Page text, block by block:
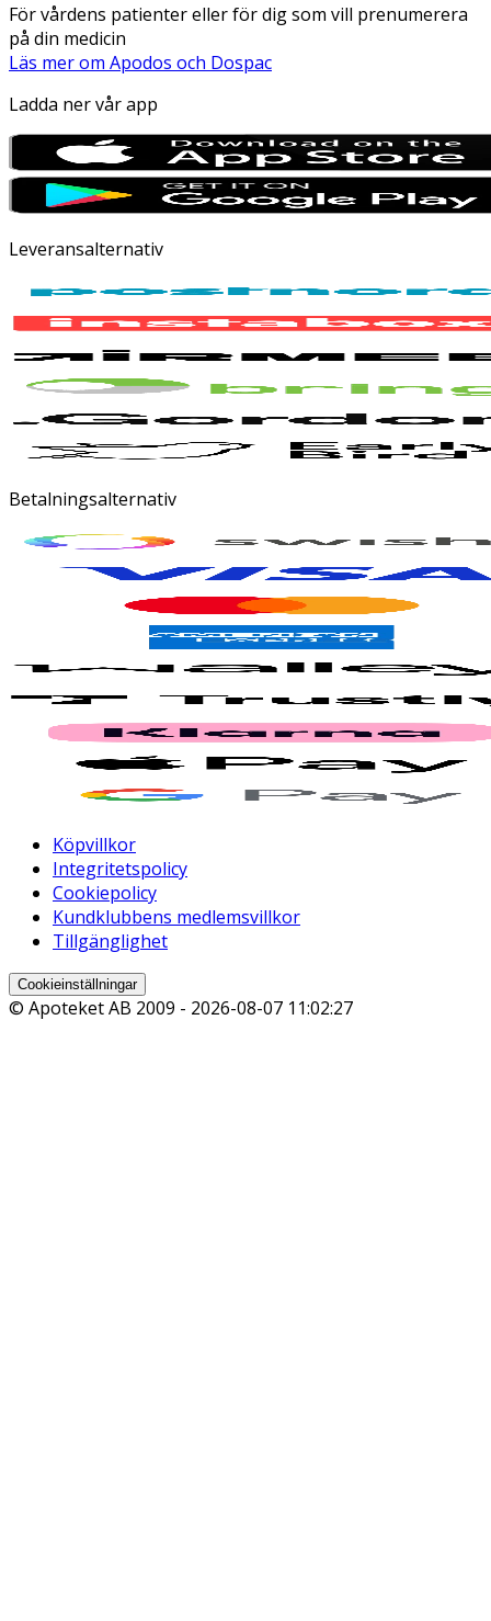
För vårdens patienter eller för dig som vill prenumerera
på din medicin
Läs mer om Apodos och Dospac
Ladda ner vår app
Leveransalternativ
Betalningsalternativ
Köpvillkor
Integritetspolicy
Cookiepolicy
Kundklubbens medlemsvillkor
Tillgänglighet
Cookieinställningar
© Apoteket AB 2009 - 2026-08-07 11:02:27